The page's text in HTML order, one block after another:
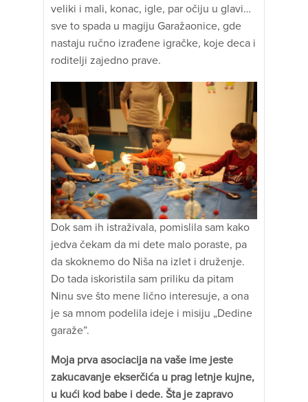
veliki i mali, konac, igle, par očiju u glavi…
sve to spada u magiju Garažaonice, gde
nastaju ručno izrađene igračke, koje deca i
roditelji zajedno prave.
Dok sam ih istraživala, pomislila sam kako
jedva čekam da mi dete malo poraste, pa
da skoknemo do Niša na izlet i druženje.
Do tada iskoristila sam priliku da pitam
Ninu sve što mene lično interesuje, a ona
je sa mnom podelila ideje i misiju „Dedine
garaže”.
Moja prva asociacija na vaše ime jeste
zakucavanje ekserčića u prag letnje kujne,
u kući kod babe i dede. Šta je zapravo